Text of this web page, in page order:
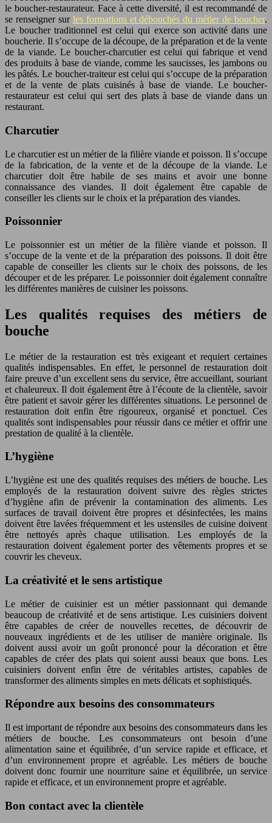
le boucher-restaurateur. Face à cette diversité, il est recommandé de
se renseigner sur les formations et débouchés du métier de boucher.
Le boucher traditionnel est celui qui exerce son activité dans une
boucherie. Il s’occupe de la découpe, de la préparation et de la vente
de la viande. Le boucher-charcutier est celui qui fabrique et vend
des produits à base de viande, comme les saucisses, les jambons ou
les pâtés. Le boucher-traiteur est celui qui s’occupe de la préparation
et de la vente de plats cuisinés à base de viande. Le boucher-
restaurateur est celui qui sert des plats à base de viande dans un
restaurant.
Charcutier
Le charcutier est un métier de la filière viande et poisson. Il s’occupe
de la fabrication, de la vente et de la découpe de la viande. Le
charcutier doit être habile de ses mains et avoir une bonne
connaissance des viandes. Il doit également être capable de
conseiller les clients sur le choix et la préparation des viandes.
Poissonnier
Le poissonnier est un métier de la filière viande et poisson. Il
s’occupe de la vente et de la préparation des poissons. Il doit être
capable de conseiller les clients sur le choix des poissons, de les
découper et de les préparer. Le poissonnier doit également connaître
les différentes manières de cuisiner les poissons.
Les qualités requises des métiers de
bouche
Le métier de la restauration est très exigeant et requiert certaines
qualités indispensables. En effet, le personnel de restauration doit
faire preuve d’un excellent sens du service, être accueillant, souriant
et chaleureux. Il doit également être à l’écoute de la clientèle, savoir
être patient et savoir gérer les différentes situations. Le personnel de
restauration doit enfin être rigoureux, organisé et ponctuel. Ces
qualités sont indispensables pour réussir dans ce métier et offrir une
prestation de qualité à la clientèle.
L’hygiène
L’hygiène est une des qualités requises des métiers de bouche. Les
employés de la restauration doivent suivre des règles strictes
d’hygiène afin de prévenir la contamination des aliments. Les
surfaces de travail doivent être propres et désinfectées, les mains
doivent être lavées fréquemment et les ustensiles de cuisine doivent
être nettoyés après chaque utilisation. Les employés de la
restauration doivent également porter des vêtements propres et se
couvrir les cheveux.
La créativité et le sens artistique
Le métier de cuisinier est un métier passionnant qui demande
beaucoup de créativité et de sens artistique. Les cuisiniers doivent
être capables de créer de nouvelles recettes, de découvrir de
nouveaux ingrédients et de les utiliser de manière originale. Ils
doivent aussi avoir un goût prononcé pour la décoration et être
capables de créer des plats qui soient aussi beaux que bons. Les
cuisiniers doivent enfin être de véritables artistes, capables de
transformer des aliments simples en mets délicats et sophistiqués.
Répondre aux besoins des consommateurs
Il est important de répondre aux besoins des consommateurs dans les
métiers de bouche. Les consommateurs ont besoin d’une
alimentation saine et équilibrée, d’un service rapide et efficace, et
d’un environnement propre et agréable. Les métiers de bouche
doivent donc fournir une nourriture saine et équilibrée, un service
rapide et efficace, et un environnement propre et agréable.
Bon contact avec la clientèle